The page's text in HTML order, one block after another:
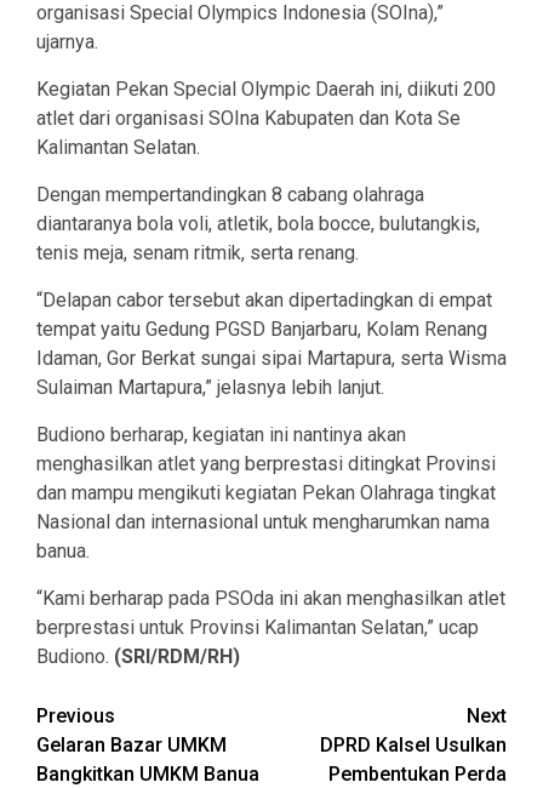
organisasi Special Olympics Indonesia (SOIna),”
ujarnya.
Kegiatan Pekan Special Olympic Daerah ini, diikuti 200
atlet dari organisasi SOIna Kabupaten dan Kota Se
Kalimantan Selatan.
Dengan mempertandingkan 8 cabang olahraga
diantaranya bola voli, atletik, bola bocce, bulutangkis,
tenis meja, senam ritmik, serta renang.
“Delapan cabor tersebut akan dipertadingkan di empat
tempat yaitu Gedung PGSD Banjarbaru, Kolam Renang
Idaman, Gor Berkat sungai sipai Martapura, serta Wisma
Sulaiman Martapura,” jelasnya lebih lanjut.
Budiono berharap, kegiatan ini nantinya akan
menghasilkan atlet yang berprestasi ditingkat Provinsi
dan mampu mengikuti kegiatan Pekan Olahraga tingkat
Nasional dan internasional untuk mengharumkan nama
banua.
“Kami berharap pada PSOda ini akan menghasilkan atlet
berprestasi untuk Provinsi Kalimantan Selatan,” ucap
Budiono. (SRI/RDM/RH)
Continue
Reading
Previous
Gelaran Bazar UMKM
Bangkitkan UMKM Banua
Next
DPRD Kalsel Usulkan
Pembentukan Perda